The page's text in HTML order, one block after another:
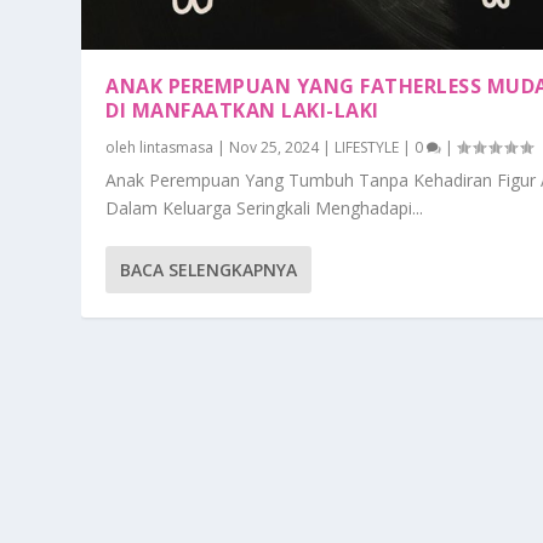
ANAK PEREMPUAN YANG FATHERLESS
DI MANFAATKAN LAKI-LAKI
oleh lintasmasa | Nov 25, 2024| LIFESTYLE | 0 |
Anak Perempuan Yang Tumbuh Tanpa Kehadiran Figur
Dalam Keluarga Seringkali Menghadapi...
BACA SELENGKAPNYA